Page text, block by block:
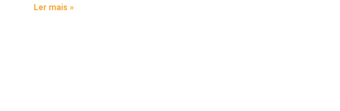
Ler mais »